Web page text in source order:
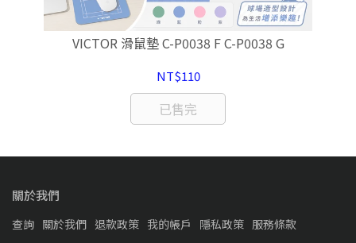
VICTOR 滑鼠墊 C-P0038 F C-P0038 G
NT$110
已售完
關於我們
查詢 關於我們 退款政策 我的帳戶 隱私政策 服務條款